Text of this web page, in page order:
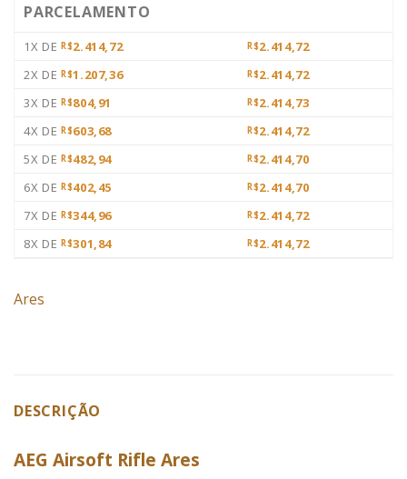
PARCELAMENTO
1X DE R$2.414,72 R$2.414,72
2X DE R$1.207,36 R$2.414,72
3X DE R$804,91 R$2.414,73
4X DE R$603,68 R$2.414,72
5X DE R$482,94 R$2.414,70
6X DE R$402,45 R$2.414,70
7X DE R$344,96 R$2.414,72
8X DE R$301,84 R$2.414,72
Ares
DESCRIÇÃO
AEG Airsoft Rifle Ares